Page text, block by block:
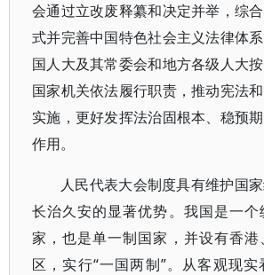
会通过立改废释纂和决定并举，综
式并完善中国特色社会主义法律体
国人大及其常委会和地方各级人大
国家机关依法履行职责，推动宪法
实施，更好发挥法治固根本、稳预
作用。
人民代表大会制度具有维护国
长治久安的显著优势。我国是一个
家，也是单一制国家，并设有香港
区，实行“一国两制”。从客观现实